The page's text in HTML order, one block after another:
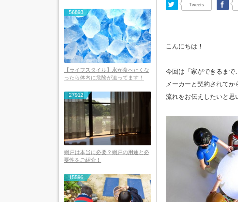
Tweets
Twitter
こんにちは！
今回は「家ができるまで
メーカーと契約されて
流れをお伝えしたいと思
56893
【ライフスタイル】氷が食べたくな
ったら体内に危険が迫ってます！
27912
網戸は本当に必要？網戸の用途と必
要性をご紹介！
15596